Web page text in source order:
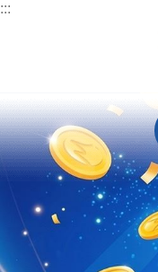
跳到主要內容區塊
:::